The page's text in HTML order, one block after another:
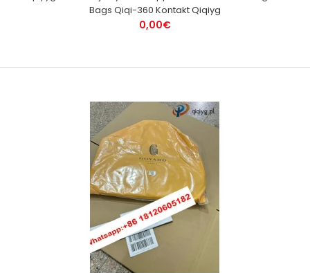
Bags Qiqi-360 Kontakt Qiqiyg
0,00€